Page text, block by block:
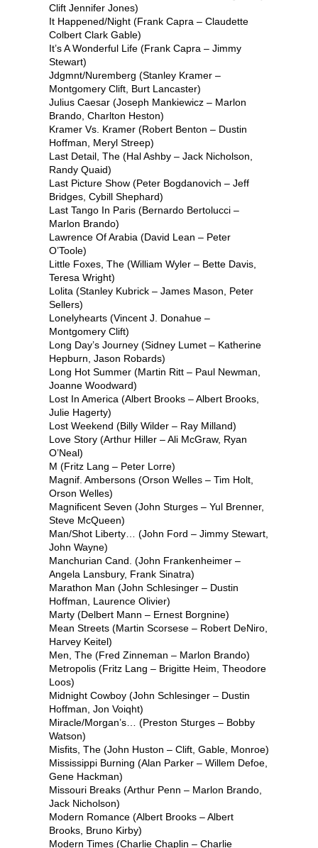
Clift Jennifer Jones)
It Happened/Night (Frank Capra – Claudette
Colbert Clark Gable)
It’s A Wonderful Life (Frank Capra – Jimmy
Stewart)
Jdgmnt/Nuremberg (Stanley Kramer –
Montgomery Clift, Burt Lancaster)
Julius Caesar (Joseph Mankiewicz – Marlon
Brando, Charlton Heston)
Kramer Vs. Kramer (Robert Benton – Dustin
Hoffman, Meryl Streep)
Last Detail, The (Hal Ashby – Jack Nicholson,
Randy Quaid)
Last Picture Show (Peter Bogdanovich – Jeff
Bridges, Cybill Shephard)
Last Tango In Paris (Bernardo Bertolucci –
Marlon Brando)
Lawrence Of Arabia (David Lean – Peter
O’Toole)
Little Foxes, The (William Wyler – Bette Davis,
Teresa Wright)
Lolita (Stanley Kubrick – James Mason, Peter
Sellers)
Lonelyhearts (Vincent J. Donahue –
Montgomery Clift)
Long Day’s Journey (Sidney Lumet – Katherine
Hepburn, Jason Robards)
Long Hot Summer (Martin Ritt – Paul Newman,
Joanne Woodward)
Lost In America (Albert Brooks – Albert Brooks,
Julie Hagerty)
Lost Weekend (Billy Wilder – Ray Milland)
Love Story (Arthur Hiller – Ali McGraw, Ryan
O’Neal)
M (Fritz Lang – Peter Lorre)
Magnif. Ambersons (Orson Welles – Tim Holt,
Orson Welles)
Magnificent Seven (John Sturges – Yul Brenner,
Steve McQueen)
Man/Shot Liberty… (John Ford – Jimmy Stewart,
John Wayne)
Manchurian Cand. (John Frankenheimer –
Angela Lansbury, Frank Sinatra)
Marathon Man (John Schlesinger – Dustin
Hoffman, Laurence Olivier)
Marty (Delbert Mann – Ernest Borgnine)
Mean Streets (Martin Scorsese – Robert DeNiro,
Harvey Keitel)
Men, The (Fred Zinneman – Marlon Brando)
Metropolis (Fritz Lang – Brigitte Heim, Theodore
Loos)
Midnight Cowboy (John Schlesinger – Dustin
Hoffman, Jon Voiqht)
Miracle/Morgan’s… (Preston Sturges – Bobby
Watson)
Misfits, The (John Huston – Clift, Gable, Monroe)
Mississippi Burning (Alan Parker – Willem Defoe,
Gene Hackman)
Missouri Breaks (Arthur Penn – Marlon Brando,
Jack Nicholson)
Modern Romance (Albert Brooks – Albert
Brooks, Bruno Kirby)
Modern Times (Charlie Chaplin – Charlie